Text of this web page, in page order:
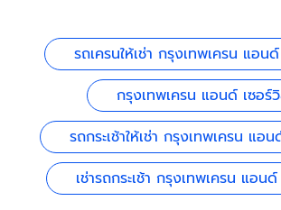
รถเครนให้เช่า กรุงเทพเครน แอน
กรุงเทพเครน แอนด์ เซอร์
รถกระเช้าให้เช่า กรุงเทพเครน แอ
เช่ารถกระเช้า กรุงเทพเครน แอน